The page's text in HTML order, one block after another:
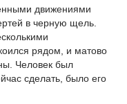
движениями
в черную щель.
рядом, и матово
Человек был
сделать, было его